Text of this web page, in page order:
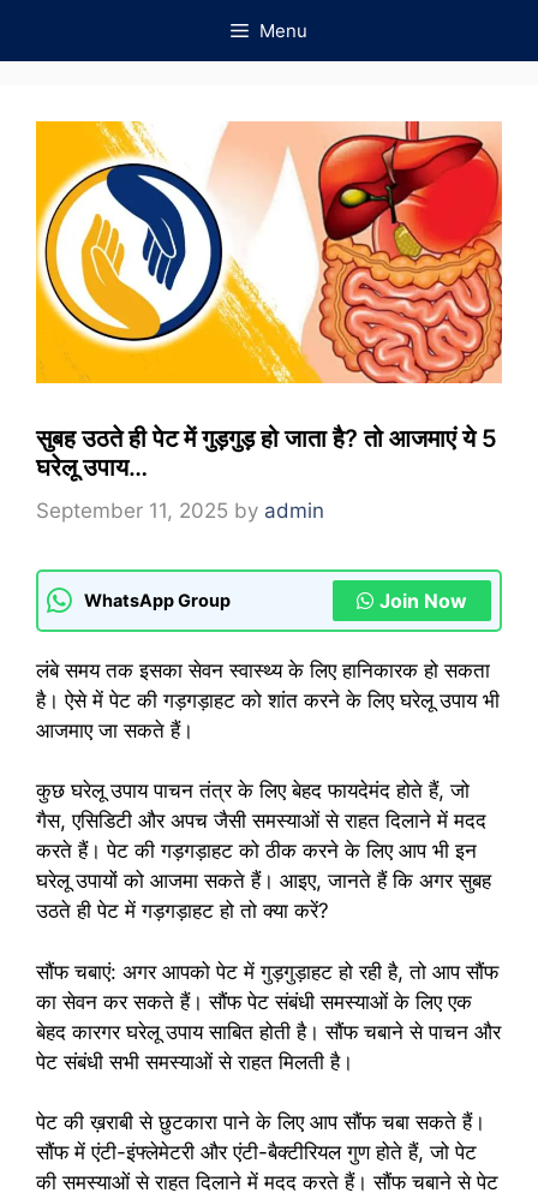
Menu
सुबह उठते ही पेट में गुड़गुड़ हो जाता है? तो आजमाएं ये 5
घरेलू उपाय…
September 11, 2025 by admin
WhatsApp Group Join Now
लंबे समय तक इसका सेवन स्वास्थ्य के लिए हानिकारक हो सकता
है। ऐसे में पेट की गड़गड़ाहट को शांत करने के लिए घरेलू उपाय भी
आजमाए जा सकते हैं।
कुछ घरेलू उपाय पाचन तंत्र के लिए बेहद फायदेमंद होते हैं, जो
गैस, एसिडिटी और अपच जैसी समस्याओं से राहत दिलाने में मदद
करते हैं। पेट की गड़गड़ाहट को ठीक करने के लिए आप भी इन
घरेलू उपायों को आजमा सकते हैं। आइए, जानते हैं कि अगर सुबह
उठते ही पेट में गड़गड़ाहट हो तो क्या करें?
सौंफ चबाएं: अगर आपको पेट में गुड़गुड़ाहट हो रही है, तो आप सौंफ
का सेवन कर सकते हैं। सौंफ पेट संबंधी समस्याओं के लिए एक
बेहद कारगर घरेलू उपाय साबित होती है। सौंफ चबाने से पाचन और
पेट संबंधी सभी समस्याओं से राहत मिलती है।
पेट की ख़राबी से छुटकारा पाने के लिए आप सौंफ चबा सकते हैं।
सौंफ में एंटी-इंफ्लेमेटरी और एंटी-बैक्टीरियल गुण होते हैं, जो पेट
की समस्याओं से राहत दिलाने में मदद करते हैं। सौंफ चबाने से पेट